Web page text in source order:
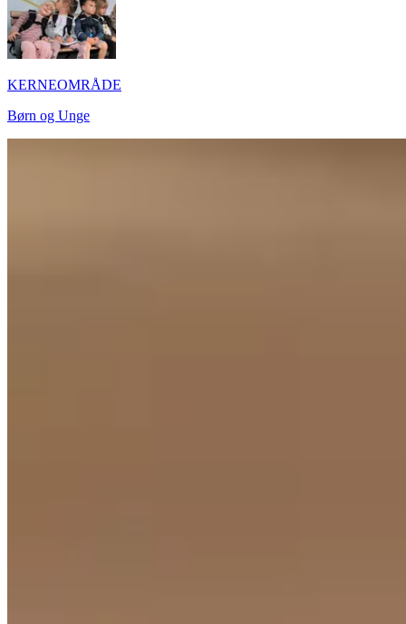
KERNEOMRÅDE
Børn og Unge